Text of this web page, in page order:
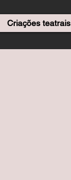
Criações teatrais